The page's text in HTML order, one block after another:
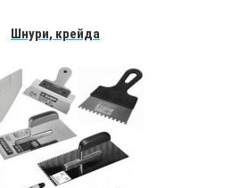
Шнури, крейда